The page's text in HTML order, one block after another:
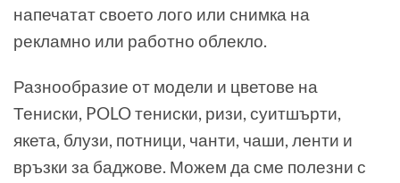
напечатат своето лого или снимка на
рекламно или работно облекло.
Разнообразие от модели и цветове на
Тениски, POLO тениски, ризи, суитшърти,
якета, блузи, потници, чанти, чаши, ленти и
връзки за баджове. Можем да сме полезни с